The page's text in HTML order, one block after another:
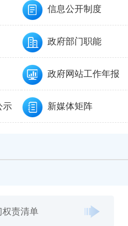
信息公开制度
政府部门职能
政府网站工作年报
示 新媒体矩阵
权责清单